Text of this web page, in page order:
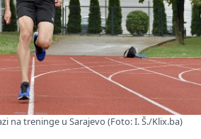
na treninge u Sarajevo (Foto: I. Š./Klix.ba)